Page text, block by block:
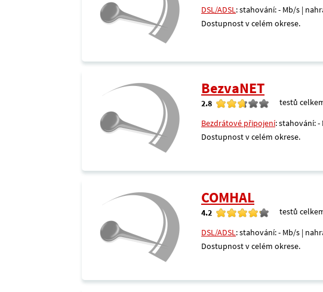
DSL/ADSL: stahování: - Mb/s |
Dostupnost v celém okrese.
BezvaNET
2.8 testů
Bezdrátové připojení: stahování: -
Dostupnost v celém okrese.
COMHAL
4.2 testů
DSL/ADSL: stahování: - Mb/s |
Dostupnost v celém okrese.